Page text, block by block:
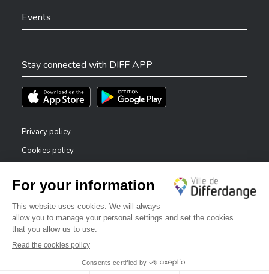
Events
Stay connected with DIFF APP
Téléchargez l'app sur l'App StoreTéléchargez l'app sur Play Store
Privacy policy
Cookies policy
Accessibility statement
Reporting system — whistleblowers
©2026 All rights reserved . City of Differdange
✕
Bonjour, comment puis-je vous aider ?